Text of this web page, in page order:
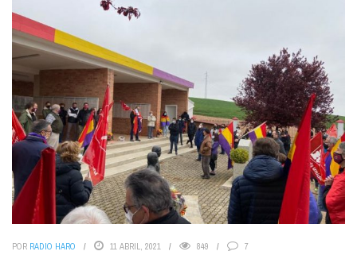
POR RADIO HARO 11 ABRIL, 2021 849 7